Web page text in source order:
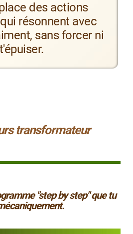
des actions
résonnent avec
sans forcer ni
t'épuiser.
transformateur
"step by step" que tu